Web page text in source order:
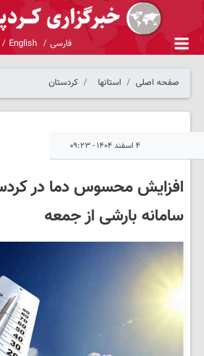
فارسی English
صفحه اصلی استانها کردستان
۴ اسفند ۱۴۰۴ - ۰۹:۲۳
افزایش محسوس دما در
سامانه بارشی از جمعه